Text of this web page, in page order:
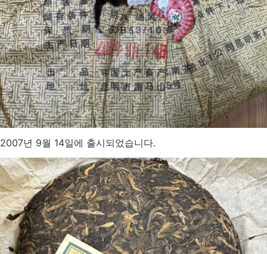
2007년 9월 14일에 출시되었습니다.